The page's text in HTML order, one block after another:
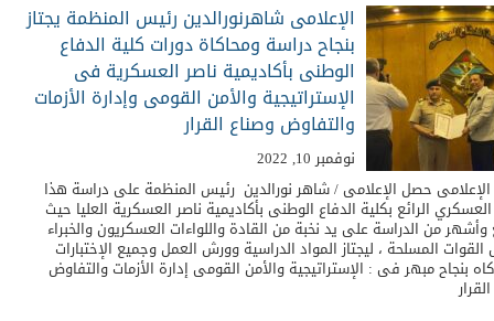
الإعلامى شاهرنورالدين رئيس المنظمة يجتاز
بنجاح دراسة ومحاكاة دورات كلية الدفاع
الوطنى بأكاديمية ناصر العسكرية فى
الإستراتيجية والأمن القومى وإدارة الأزمات
والتفاوض وصناع القرار
نوفمبر 10, 2022
الإعلامى حصل الإعلامى / شاهر نورالدين رئيس المنظمة على دراسة هذا
الرائع بكلية الدفاع الوطنى بأكاديمية ناصر العسكرية العليا حيث
وأشهر من الدراسة على يد نخبة من القادة واللواءات العسكريون والخبراء
القوات المسلحة ، ليجتاز المواد الدراسية وورش العمل وجميع الإختبارات
بنجاح مبهر فى : الإستراتيجية والأمن القومى إدارة الأزمات والتفاوض